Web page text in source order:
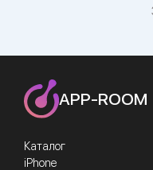
Каталог
iPhone
APP-ROOM